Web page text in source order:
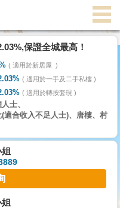
保證全城最高！
適用於新居屋
適用於一手及二手私樓
適用於轉按套現
士、
適合收入不足人士)、唐樓、村